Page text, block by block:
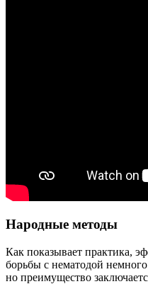
Народные методы
Как показывает практика,
борьбы с нематодой
но преимущество